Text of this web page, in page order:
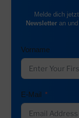
Melde dich
Newsletteran und
Vorname
E-Mail